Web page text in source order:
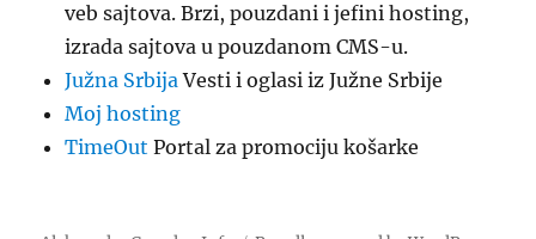
veb sajtova. Brzi, pouzdani i jefini hosting,
izrada sajtova u pouzdanom CMS-u.
Južna SrbijaVesti i oglasi iz Južne Srbije
Moj hosting
TimeOut Portal za promociju košarke